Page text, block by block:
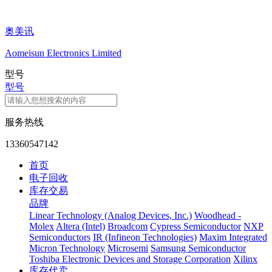
奥美讯
Aomeisun Electronics Limited
型号
型号
服务热线
13360547142
首页
电子回收
库存交易
品牌
Linear Technology (Analog Devices, Inc.) Woodhead -
Molex Altera (Intel) Broadcom Cypress Semiconductor NXP
Semiconductors IR (Infineon Technologies) Maxim Integrated
Micron Technology Microsemi Samsung Semiconductor
Toshiba Electronic Devices and Storage Corporation Xilinx